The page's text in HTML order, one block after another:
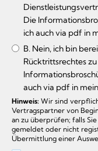
Die
ich auch via pdf in
B. Nein, ich bin
Rücktrittsrechtes
auch via pdf in
Hinweis: Wir sind
Vertragspartner von
an zu überprüfen; falls
gemeldet oder nicht
Übermittlung einer